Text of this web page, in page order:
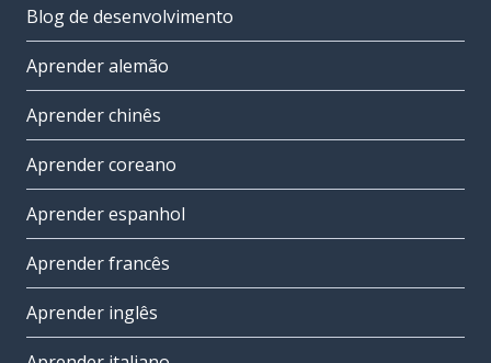
Blog de desenvolvimento
Aprender alemão
Aprender chinês
Aprender coreano
Aprender espanhol
Aprender francês
Aprender inglês